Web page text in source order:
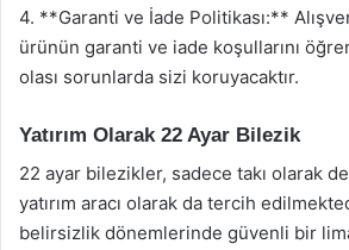
4. **Garanti ve İade Politikası:**
ürünün garanti ve iade koşullarını
olası sorunlarda sizi koruyacaktır.
Yatırım Olarak 22 Ayar Bilezik
22 ayar bilezikler, sadece takı olarak
yatırım aracı olarak da tercih
belirsizlik dönemlerinde güvenli bir